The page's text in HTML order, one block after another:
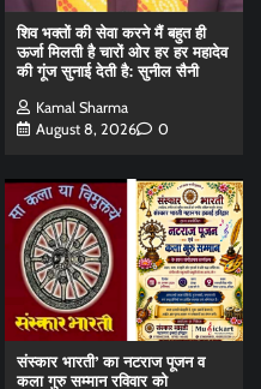
शिव भक्तों की सेवा करने मैं बहुत ही
ऊर्जा मिलती है चारों ओर हर हर महादेव
की गूंज सुनाई देती है: सुनील सैनी
Kamal Sharma
August 8, 2026
0
संस्कार भारती’ का नटराज पूजन व
कला गुरु सम्मान रविवार को